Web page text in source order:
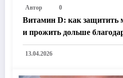
Автор 0
Витамин D: как защитить
и прожить дольше
секретам здоровья
13.04.2026